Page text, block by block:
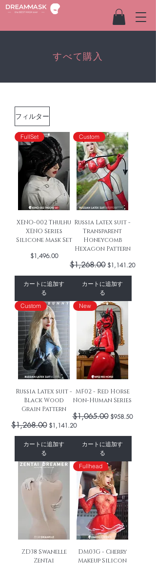
すべて購入
フィルター
FullSet
XENO-002 Thulhu
XENO Series
Silicone Mask Set
価格
$1,496.00
カートに追加す
る
Custom
Russia Latex suit -
Transparent
Honeycomb
Hexagon Pattern
通常価格
$1,268.00 セール価格
$1,141.20
カートに追加す
る
Custom
Russia Latex suit -
Black Wood
Grain Pattern
通常価格
$1,268.00 セール価格
$1,141.20
カートに追加す
る
New
MF02 - Red Horse
Non-Human Series
通常価格
$1,065.00 セール価格
$958.50
カートに追加す
る
ZD38 Swanelle
Zentai
Fullhead
DM03G - Cherry
Makeup Silicon